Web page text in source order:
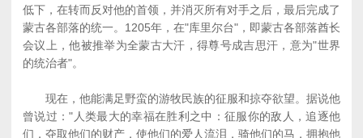
低下，在转而反对他的首领，并消灭所有对手之后，最后完成了
蒙古各部落的统一。1205年，在"库里尔台"，即蒙古各部落酋长
会议上，他被推举为全蒙古大汗，得尊号成吉思汗，意为"世界
的统治者"。
现在，他能满足野蛮的游牧民族的征服和掠夺欲望。据说他
曾说过："人类最大的幸福在胜利之中：征服你的敌人，追逐他
们，夺取他们的财产，使他们的爱人流泪，骑他们的马，拥抱他